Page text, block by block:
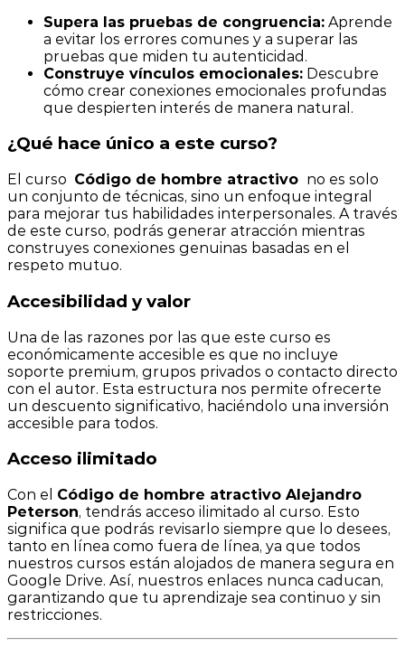
Supera las pruebas de congruencia: Aprende
a evitar los errores comunes y a superar las
pruebas que miden tu autenticidad.
Construye vínculos emocionales: Descubre
cómo crear conexiones emocionales profundas
que despierten interés de manera natural.
¿Qué hace único a este curso?
El curso Código de hombre atractivo no es solo
un conjunto de técnicas, sino un enfoque integral
para mejorar tus habilidades interpersonales. A través
de este curso, podrás generar atracción mientras
construyes conexiones genuinas basadas en el
respeto mutuo.
Accesibilidad y valor
Una de las razones por las que este curso es
económicamente accesible es que no incluye
soporte premium, grupos privados o contacto directo
con el autor. Esta estructura nos permite ofrecerte
un descuento significativo, haciéndolo una inversión
accesible para todos.
Acceso ilimitado
Con el Código de hombre atractivo Alejandro
Peterson, tendrás acceso ilimitado al curso. Esto
significa que podrás revisarlo siempre que lo desees,
tanto en línea como fuera de línea, ya que todos
nuestros cursos están alojados de manera segura en
Google Drive. Así, nuestros enlaces nunca caducan,
garantizando que tu aprendizaje sea continuo y sin
restricciones.